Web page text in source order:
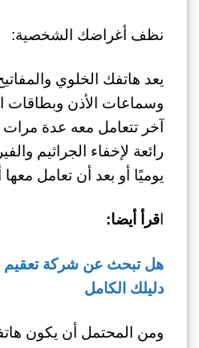
نظف أغراضك الشخصية:
يعد هاتفك الخلوي
وسماعات الأذن وبطاقات
آخر تتعامل معه عدة مرات
رائعة لإخفاء الجراثيم
يوميًا أو بعد أن تعامل
اقرأ أيضا:
هل تبحث عن شركة تعقيم
دليلك الكامل
ومن المحتمل أن يكون